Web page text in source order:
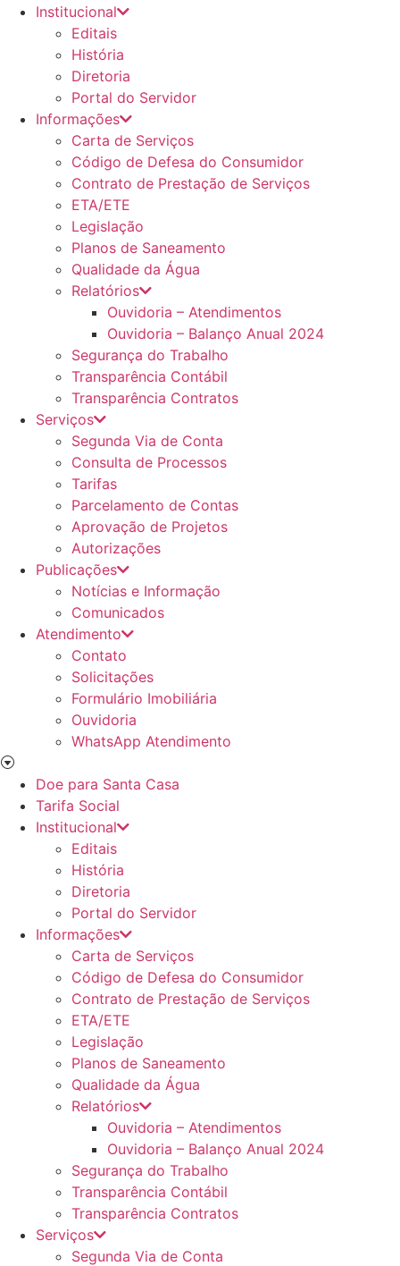
Institucional
Editais
História
Diretoria
Portal do Servidor
Informações
Carta de Serviços
Código de Defesa do Consumidor
Contrato de Prestação de Serviços
ETA/ETE
Legislação
Planos de Saneamento
Qualidade da Água
Relatórios
Ouvidoria – Atendimentos
Ouvidoria – Balanço Anual 2024
Segurança do Trabalho
Transparência Contábil
Transparência Contratos
Serviços
Segunda Via de Conta
Consulta de Processos
Tarifas
Parcelamento de Contas
Aprovação de Projetos
Autorizações
Publicações
Notícias e Informação
Comunicados
Atendimento
Contato
Solicitações
Formulário Imobiliária
Ouvidoria
WhatsApp Atendimento
Doe para Santa Casa
Tarifa Social
Institucional
Editais
História
Diretoria
Portal do Servidor
Informações
Carta de Serviços
Código de Defesa do Consumidor
Contrato de Prestação de Serviços
ETA/ETE
Legislação
Planos de Saneamento
Qualidade da Água
Relatórios
Ouvidoria – Atendimentos
Ouvidoria – Balanço Anual 2024
Segurança do Trabalho
Transparência Contábil
Transparência Contratos
Serviços
Segunda Via de Conta